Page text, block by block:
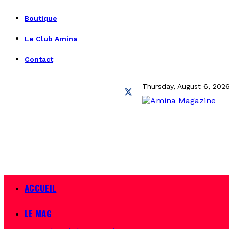
Boutique
Le Club Amina
Contact
Thursday, August 6,
ACCUEIL
LE MAG